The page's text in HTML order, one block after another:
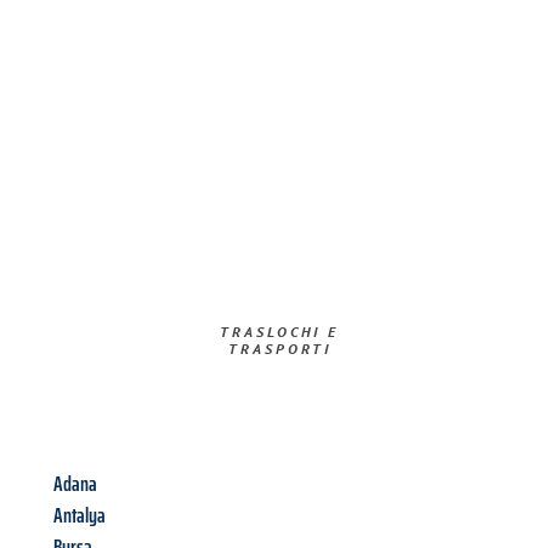
TRASLOCHI E
TRASPORTI​
Adana
Antalya